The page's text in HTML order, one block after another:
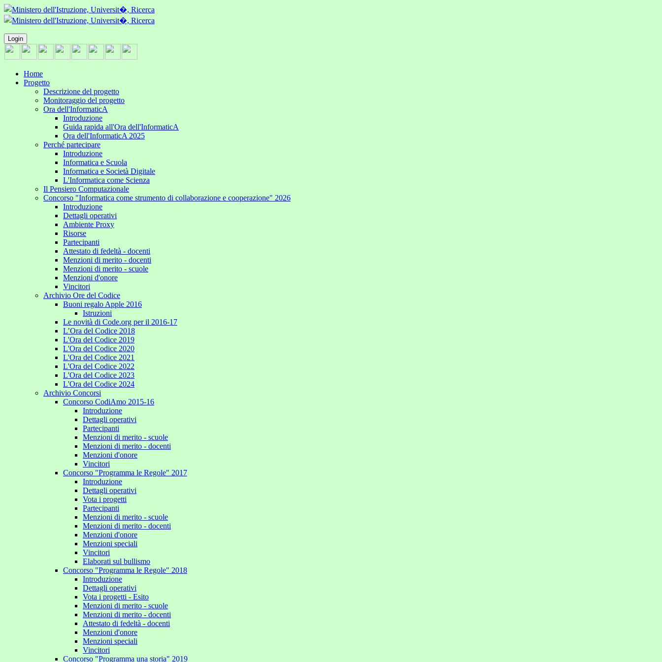
Login
Home
Progetto
Descrizione del progetto
Monitoraggio del progetto
Ora dell'InformaticA
Introduzione
Guida rapida all'Ora dell'InformaticA
Ora dell'InformaticA 2025
Perché partecipare
Introduzione
Informatica e Scuola
Informatica e Società Digitale
L'Informatica come Scienza
Il Pensiero Computazionale
Concorso "Informatica come strumento di collaborazione e cooperazione" 2026
Introduzione
Dettagli operativi
Ambiente Proxy
Risorse
Partecipanti
Attestato di fedeltà - docenti
Menzioni di merito - docenti
Menzioni di merito - scuole
Menzioni d'onore
Vincitori
Archivio Ore del Codice
Buoni regalo Apple 2016
Istruzioni
Le novità di Code.org per il 2016-17
L’Ora del Codice 2018
L'Ora del Codice 2019
L'Ora del Codice 2020
L'Ora del Codice 2021
L'Ora del Codice 2022
L'Ora del Codice 2023
L'Ora del Codice 2024
Archivio Concorsi
Concorso CodiAmo 2015-16
Introduzione
Dettagli operativi
Partecipanti
Menzioni di merito - scuole
Menzioni di merito - docenti
Menzioni d'onore
Vincitori
Concorso "Programma le Regole" 2017
Introduzione
Dettagli operativi
Vota i progetti
Partecipanti
Menzioni di merito - scuole
Menzioni di merito - docenti
Menzioni d'onore
Menzioni speciali
Vincitori
Elaborati sul bullismo
Concorso "Programma le Regole" 2018
Introduzione
Dettagli operativi
Vota i progetti - Esito
Menzioni di merito - scuole
Menzioni di merito - docenti
Attestato di fedeltà - docenti
Menzioni d'onore
Menzioni speciali
Vincitori
Concorso "Programma una storia" 2019